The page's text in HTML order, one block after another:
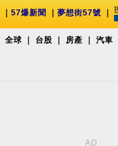
57爆新聞 夢想街57號
全球 台股 房產 汽車